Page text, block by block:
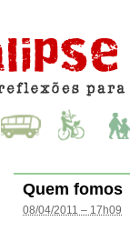
Quem fomos
08/04/2011 – 17h09